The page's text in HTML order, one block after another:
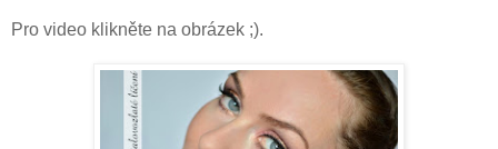
Pro video klikněte na obrázek ;).